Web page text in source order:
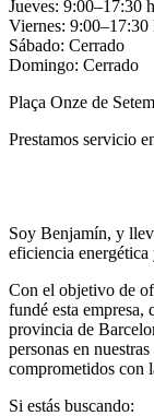
Jueves: 9:00–17:30 h
Viernes: 9:00–17:30
Sábado: Cerrado
Domingo: Cerrado
Plaça Onze de
Prestamos servicio
Soy Benjamín, y
eficiencia energética
Con el objetivo de
fundé esta empresa,
provincia de
personas en
comprometidos con
Si estás buscando: